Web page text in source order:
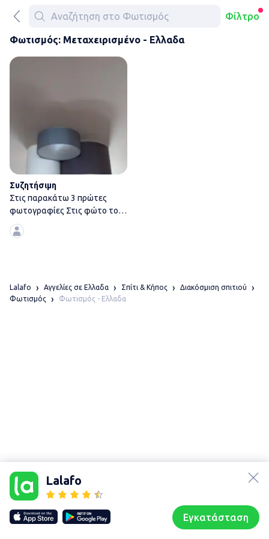
Φίλτρο
Φωτισμός: Μεταχειρισμένο - Ελλαδα
Συζητήσιμη
Στις παρακάτω 3 πρώτες
φωτογραφίες Στις φώτο το
σετ που είναι 3
Lalafo
Εγκατάσταση
Lalafo Αγγελίες σε Ελλαδα Σπίτι & Κήπος
Διακόσμιση σπιτιού
Φωτισμός
Φωτισμός - Ελλαδα
Our websites
lalafo.kg
lalafo.rs
lalafo.pl
Sitemap
Συζητήσεις Προφίλ